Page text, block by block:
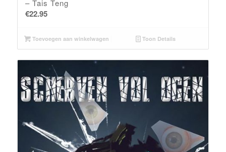
– Tais Teng
€22.95
Toevoegen aan winkelwagen Toon Details